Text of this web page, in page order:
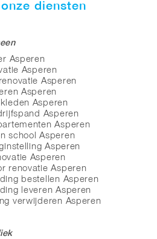
diensten
Asperen
Asperen
Asperen
Asperen
Asperen
Asperen
Asperen
school Asperen
Asperen
Asperen
renovatie Asperen
bestellen Asperen
leveren Asperen
verwijderen Asperen